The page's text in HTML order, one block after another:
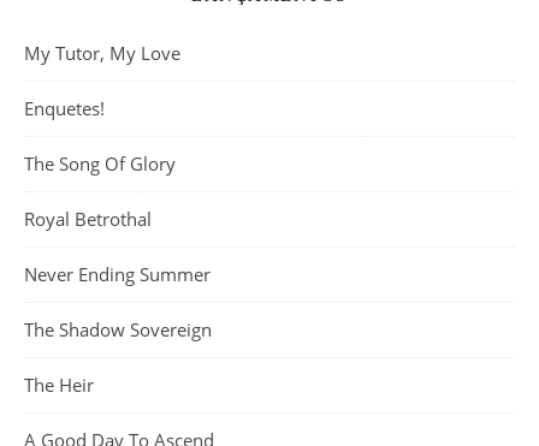
My Tutor, My Love
Enquetes!
The Song Of Glory
Royal Betrothal
Never Ending Summer
The Shadow Sovereign
The Heir
A Good Day To Ascend